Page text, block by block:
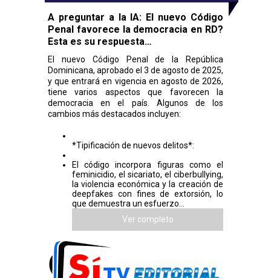
A preguntar a la IA: El nuevo Código
Penal favorece la democracia en RD?
Esta es su respuesta…
El nuevo Código Penal de la República
Dominicana, aprobado el 3 de agosto de 2025,
y que entrará en vigencia en agosto de 2026,
tiene varios aspectos que favorecen la
democracia en el país. Algunos de los
cambios más destacados incluyen:
*Tipificación de nuevos delitos*:
El código incorpora figuras como el
feminicidio, el sicariato, el ciberbullying,
la violencia económica y la creación de
deepfakes con fines de extorsión, lo
que demuestra un esfuerzo...
Ver completo